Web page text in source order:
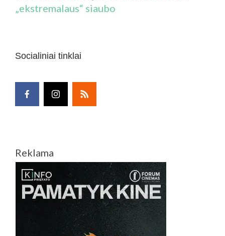
„ekstremalaus“ siaubo
Socialiniai tinklai
Reklama